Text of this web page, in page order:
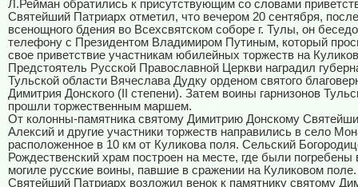
Л.Рейман обратились к присутствующим со словами
Святейший Патриарх отметил, что вечером 20 сентября,
всенощного бдения во Всехсвятском соборе г. Тулы, он
телефону с Президентом Владимиром Путиным, который
свое приветствие участникам юбилейных торжеств на
Предстоятель Русской Православной Церкви наградил
Тульской области Вячеслава Дудку орденом святого
Димитрия Донского (
степени). Затем воины гарнизонов
прошли торжественным маршем.
От колонны-памятника святому Димитрию Донскому
Алексий и другие участники торжеств направились в село
расположенное в 10 км от Куликова поля. Сельский
Рождественский храм построен на месте, где были погребены
могиле русские воины, павшие в сражении на Куликовом поле.
Святейший Патриарх возложил венок к памятнику святому